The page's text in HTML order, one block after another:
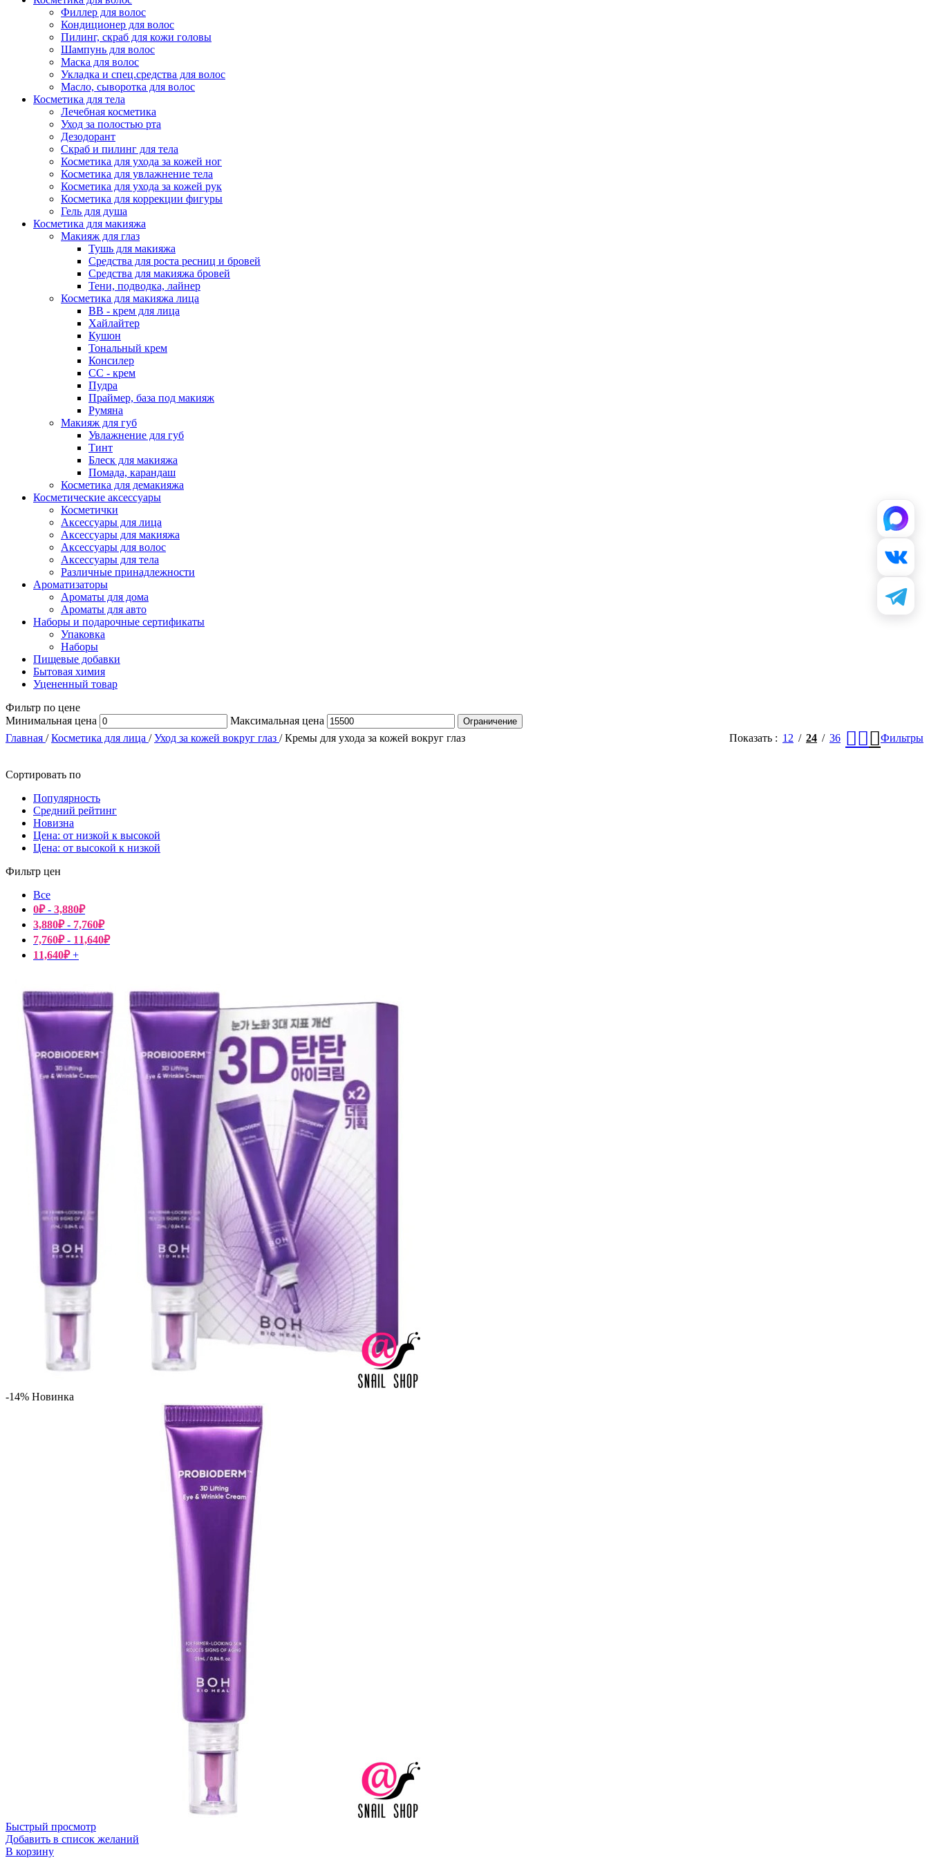
Упаковка
Наборы
Пищевые добавки
Филлер для волос
Кондиционер для волос
Пилинг, скраб для кожи головы
Шампунь для волос
Маска для волос
Укладка и спец.средства для волос
Масло, сыворотка для волос
Косметика для тела
Лечебная косметика
Уход за полостью рта
Дезодорант
Скраб и пилинг для тела
Косметика для ухода за кожей ног
Косметика для увлажнение тела
Косметика для ухода за кожей рук
Косметика для коррекции фигуры
Гель для душа
Косметика для макияжа
Макияж для глаз
Тушь для макияжа
Средства для роста ресниц и бровей
Средства для макияжа бровей
Тени, подводка, лайнер
Косметика для макияжа лица
ВВ - крем для лица
Хайлайтер
Кушон
Тональный крем
Консилер
СС - крем
Пудра
Праймер, база под макияж
Румяна
Макияж для губ
Увлажнение для губ
Тинт
Блеск для макияжа
Помада, карандаш
Косметика для демакияжа
Косметические аксессуары
Косметички
Аксессуары для лица
Аксессуары для макияжа
Аксессуары для волос
Аксессуары для тела
Различные принадлежности
Ароматизаторы
Ароматы для дома
Ароматы для авто
Наборы и подарочные сертификаты
Упаковка
Наборы
Пищевые добавки
Бытовая химия
Уцененный товар
Фильтр по цене
Минимальная цена
Максимальная цена Ограничение
Главная / Косметика для лица / Уход за кожей вокруг глаз / Кремы для ухода за кожей вокруг глаз Показать 12 24 36 Фильтры
Сортировать по
Популярность
Средний рейтинг
Новизна
Цена: от низкой к высокой
Цена: от высокой к низкой
Фильтр цен
Все
0₽- 3,880₽
3,880₽- 7,760₽
7,760₽- 11,640₽
11,640₽+
-14% Новинка
Быстрый просмотр
Добавить в список желаний
В корзину